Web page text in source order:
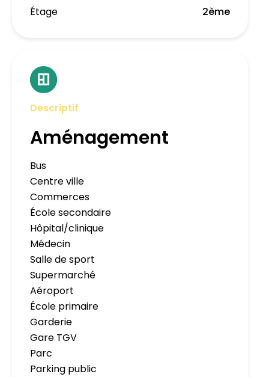
Étage
2ème
Descriptif
Aménagement
Bus
Centre ville
Commerces
École secondaire
Hôpital/clinique
Médecin
Salle de sport
Supermarché
Aéroport
École primaire
Garderie
Gare TGV
Parc
Parking public